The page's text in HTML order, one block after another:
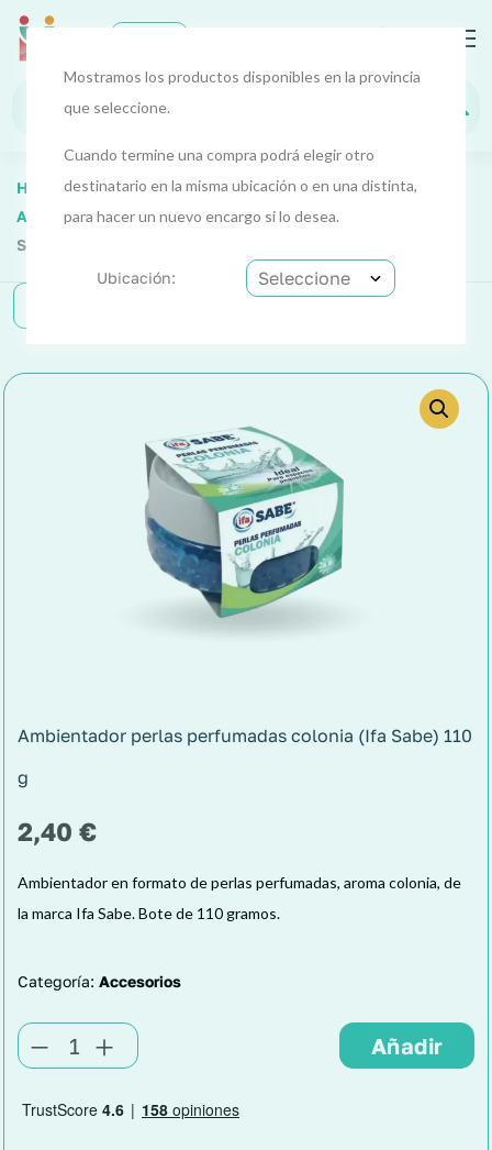
Mostramos los productos disponibles en la provincia
que seleccione.
Cuando termine una compra podrá elegir otro
destinatario en la misma ubicación o en una distinta,
para hacer un nuevo encargo si lo desea.
Ubicación:
Home Hogar Y Limpieza
Hogar Y Limpieza 1
Accesorios
Ambientador Perlas Perfumadas Colonia (Ifa
Sabe) 110 G
Ambientador perlas perfumadas colonia (Ifa Sabe) 110
g
2,40 €
Ambientador en formato de perlas perfumadas, aroma colonia, de
la marca Ifa Sabe. Bote de 110 gramos.
Categoría: Accesorios